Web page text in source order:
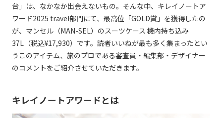
台」は、なかなか出会えないもの。そんな中、キレイノートア
ワード2025 travel部門にて、最高位「GOLD賞」を獲得したの
が、マンセル（MAN-SEL）のスーツケース 機内持ち込み
37L（税込¥17,930）です。読者いいねが最も多く集まったとい
うこのアイテム、旅のプロである審査員・編集部・デザイナー
のコメントをご紹介させていただきます。
キレイノートアワードとは